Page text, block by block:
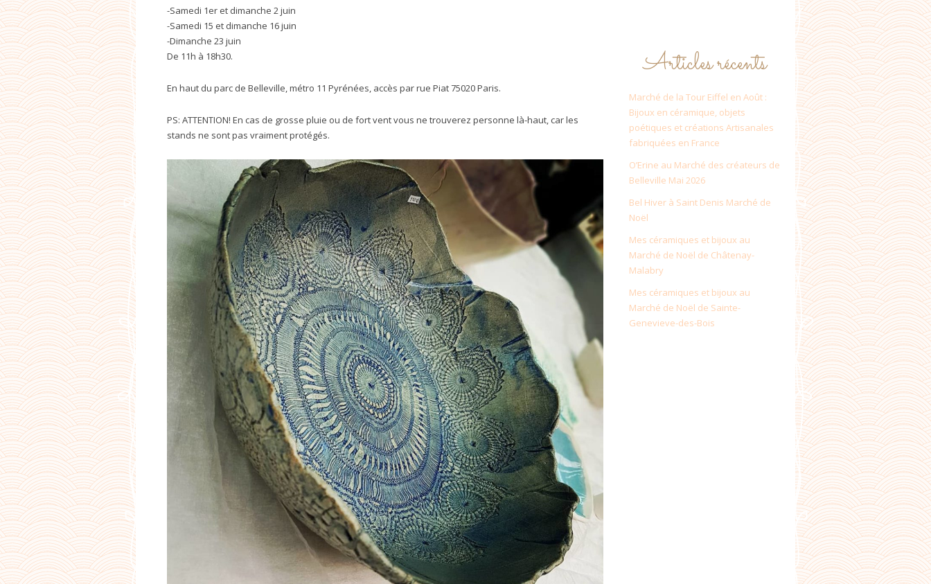
-Samedi 1er et dimanche 2 juin
-Samedi 15 et dimanche 16 juin
-Dimanche 23 juin
De 11h à 18h30.
En haut du parc de Belleville, métro 11 Pyrénées, accès par rue Piat 75020 Paris.
PS: ATTENTION! En cas de grosse pluie ou de fort vent vous ne trouverez personne là-haut, car les
stands ne sont pas vraiment protégés.
Articles récents
Marché de la Tour Eiffel en Août :
Bijoux en céramique, objets
poétiques et créations Artisanales
fabriquées en France
O’Erine au Marché des créateurs de
Belleville Mai 2026
Bel Hiver à Saint Denis Marché de
Noël
Mes céramiques et bijoux au
Marché de Noël de Châtenay-
Malabry
Mes céramiques et bijoux au
Marché de Noël de Sainte-
Genevieve-des-Bois